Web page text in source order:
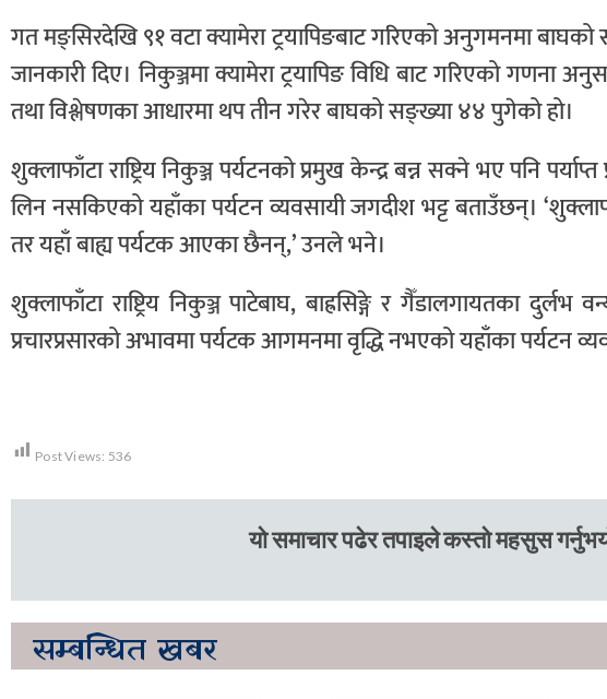
गत मङ्सिरदेखि ९१ वटा क्यामेरा ट्रयापिङबाट गरिएको अनुगमनमा
जानकारी दिए। निकुञ्जमा क्यामेरा ट्रयापिङ विधि बाट गरिएको गणना
तथा विश्लेषणका आधारमा थप तीन गरेर बाघको सङ्ख्या ४४ पुगेको हो।
शुक्लाफाँटा राष्ट्रिय निकुञ्ज पर्यटनको प्रमुख केन्द्र बन्न सक्ने भए पनि
लिन नसकिएको यहाँका पर्यटन व्यवसायी जगदीश भट्ट बताउँछन्।
तर यहाँ बाह्य पर्यटक आएका छैनन्,’ उनले भने।
शुक्लाफाँटा राष्ट्रिय निकुञ्ज पाटेबाघ, बाह्रसिङ्गे र गैँडालगायतका दुर्लभ
प्रचारप्रसारको अभावमा पर्यटक आगमनमा वृद्धि नभएको यहाँका पर्यटन
Post Views: 536
यो समाचार पढेर तपाइले कस्तो महसुस
सम्बन्धित खबर